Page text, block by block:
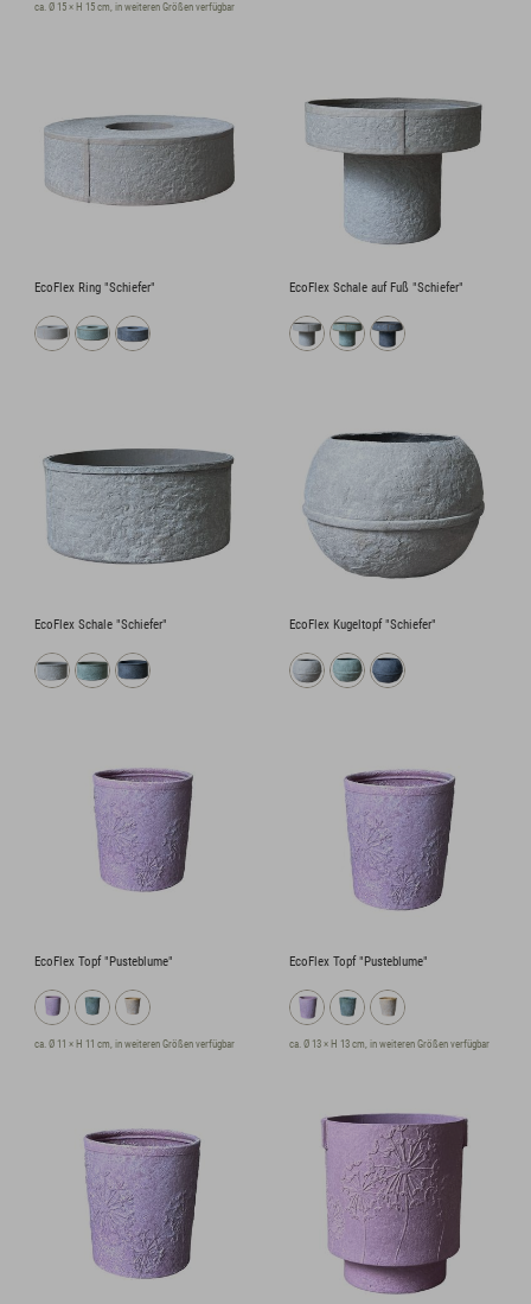
ca. Ø 15 × H 15 cm, in weiteren Größen verfügbar
EcoFlex Ring "Schiefer" EcoFlex Schale auf Fuß "Schiefer"
EcoFlex Schale "Schiefer" EcoFlex Kugeltopf "Schiefer"
EcoFlex Topf "Pusteblume"
ca. Ø 11 × H 11 cm, in weiteren Größen verfügbar
EcoFlex Topf "Pusteblume"
ca. Ø 13 × H 13 cm, in weiteren Größen verfügbar